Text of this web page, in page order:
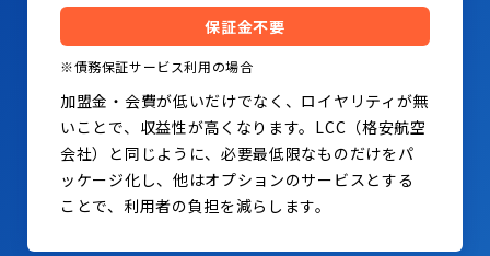
保証金不要
※債務保証サービス利用の場合
加盟金・会費が低いだけでなく、ロイヤリティが無
いことで、収益性が高くなります。LCC（格安航空
会社）と同じように、必要最低限なものだけをパ
ッケージ化し、他はオプションのサービスとする
ことで、利用者の負担を減らします。